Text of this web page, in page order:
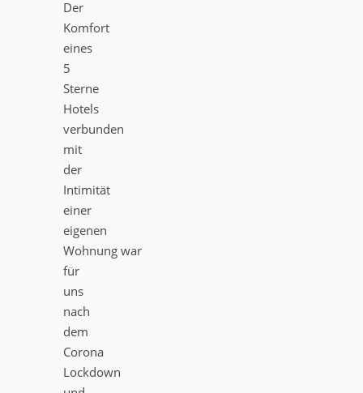
Der
Komfort
eines
5
Sterne
Hotels
verbunden
mit
der
Intimität
einer
eigenen
Wohnung war
für
uns
nach
dem
Corona
Lockdown